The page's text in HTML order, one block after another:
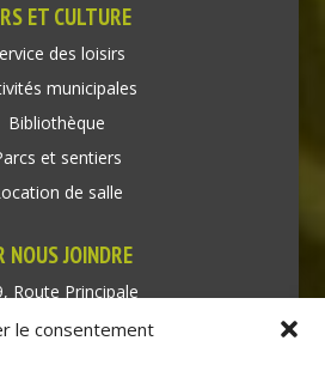
le consentement
ET CULTURE
des loisirs
municipales
Bibliothèque
et sentiers
de salle
NOUS JOINDRE
Route Principale
Saint-Rédempteur
J0P 1P1